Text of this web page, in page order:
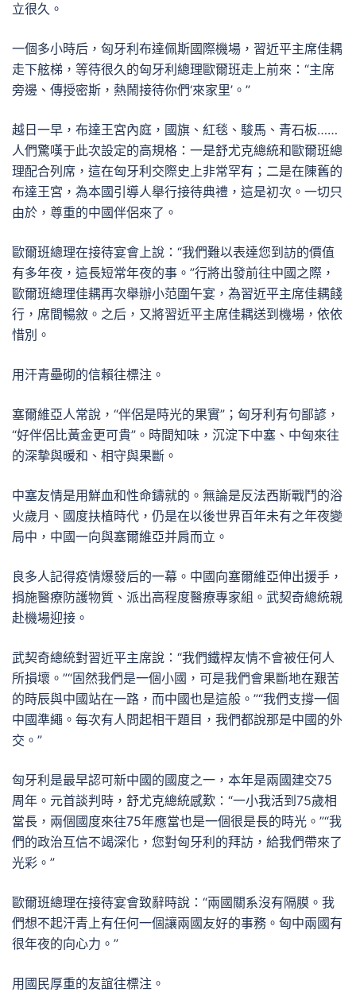
立很久。
一個多小時后，匈牙利布達佩斯國際機場，習近平主席佳耦
走下舷梯，等待很久的匈牙利總理歐爾班走上前來：“主席
旁邊、傳授密斯，熱鬧接待你們‘來家里’。”
越日一早，布達王宮內庭，國旗、紅毯、駿馬、青石板……
人們驚嘆于此次設定的高規格：一是舒尤克總統和歐爾班總
理配合列席，這在匈牙利交際史上非常罕有；二是在陳舊的
布達王宮，為本國引導人舉行接待典禮，這是初次。一切只
由於，尊重的中國伴侶來了。
歐爾班總理在接待宴會上說：“我們難以表達您到訪的價值
有多年夜，這長短常年夜的事。”行將出發前往中國之際，
歐爾班總理佳耦再次舉辦小范圍午宴，為習近平主席佳耦餞
行，席間暢敘。之后，又將習近平主席佳耦送到機場，依依
惜別。
用汗青壘砌的信賴往標注。
塞爾維亞人常說，“伴侶是時光的果實”；匈牙利有句鄙諺，
“好伴侶比黃金更可貴”。時間知味，沉淀下中塞、中匈來往
的深摯與暖和、相守與果斷。
中塞友情是用鮮血和性命鑄就的。無論是反法西斯戰鬥的浴
火歲月、國度扶植時代，仍是在以後世界百年未有之年夜變
局中，中國一向與塞爾維亞并肩而立。
良多人記得疫情爆發后的一幕。中國向塞爾維亞伸出援手，
捐施醫療防護物質、派出高程度醫療專家組。武契奇總統親
赴機場迎接。
武契奇總統對習近平主席說：“我們鐵桿友情不會被任何人
所損壞。”“固然我們是一個小國，可是我們會果斷地在艱苦
的時辰與中國站在一路，而中國也是這般。”“我們支撐一個
中國準繩。每次有人問起相干題目，我們都說那是中國的外
交。”
匈牙利是最早認可新中國的國度之一，本年是兩國建交75
周年。元首談判時，舒尤克總統感歎：“一小我活到75歲相
當長，兩個國度來往75年應當也是一個很是長的時光。”“我
們的政治互信不竭深化，您對匈牙利的拜訪，給我們帶來了
光彩。”
歐爾班總理在接待宴會致辭時說：“兩國關系沒有隔膜。我
們想不起汗青上有任何一個讓兩國友好的事務。匈中兩國有
很年夜的向心力。”
用國民厚重的友誼往標注。